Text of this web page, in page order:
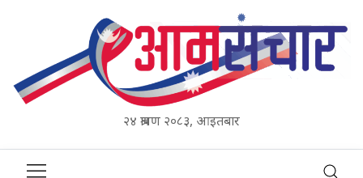
२४ श्रावण २०८३, आइतबार